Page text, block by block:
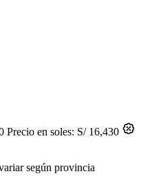
Precio en soles: S/ 16,430
según provincia